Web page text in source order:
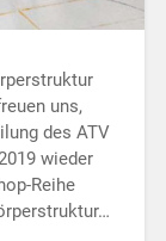
uns,
des ATV
wieder
Reihe